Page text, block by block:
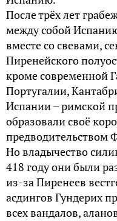
После трёх лет
между собой
вместе со свевами,
Пиренейского
кроме современной
Португалии,
Испании – римской
образовали своё
предводительством
Но владычество
418 году они были
из-за Пиренеев
асдингов Гундерих
всех вандалов,